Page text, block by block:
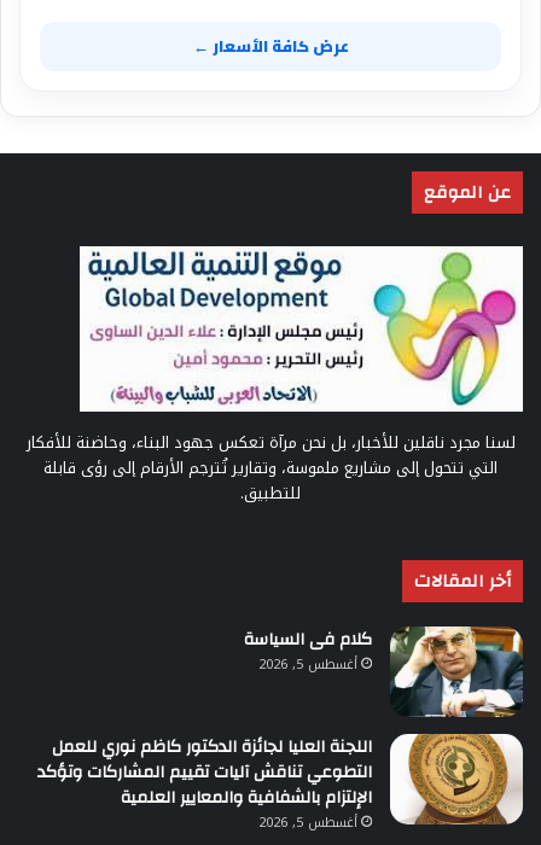
عرض كافة الأسعار ←
عن الموقع
لسنا مجرد ناقلين للأخبار، بل نحن مرآة تعكس جهود البناء، وحاضنة للأفكار
التي تتحول إلى مشاريع ملموسة، وتقارير تُترجم الأرقام إلى رؤى قابلة
للتطبيق.
أخر المقالات
كلام فى السياسة
أغسطس 5, 2026
اللجنة العليا لجائزة الدكتور كاظم نوري للعمل
التطوعي تناقش آليات تقييم المشاركات وتؤكد
الإلتزام بالشفافية والمعايير العلمية
أغسطس 5, 2026